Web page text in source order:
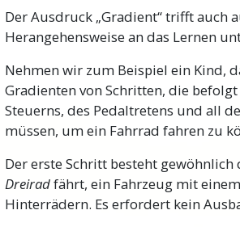
Der Ausdruck „Gradient“ trifft auch
Herangehensweise an das Lernen
Nehmen wir zum Beispiel ein Kind,
Gradienten von Schritten, die
Steuerns, des Pedaltretens und all
müssen, um ein Fahrrad fahren zu
Der erste Schritt besteht
Dreiradfährt, ein Fahrzeug mit
Hinterrädern. Es erfordert kein